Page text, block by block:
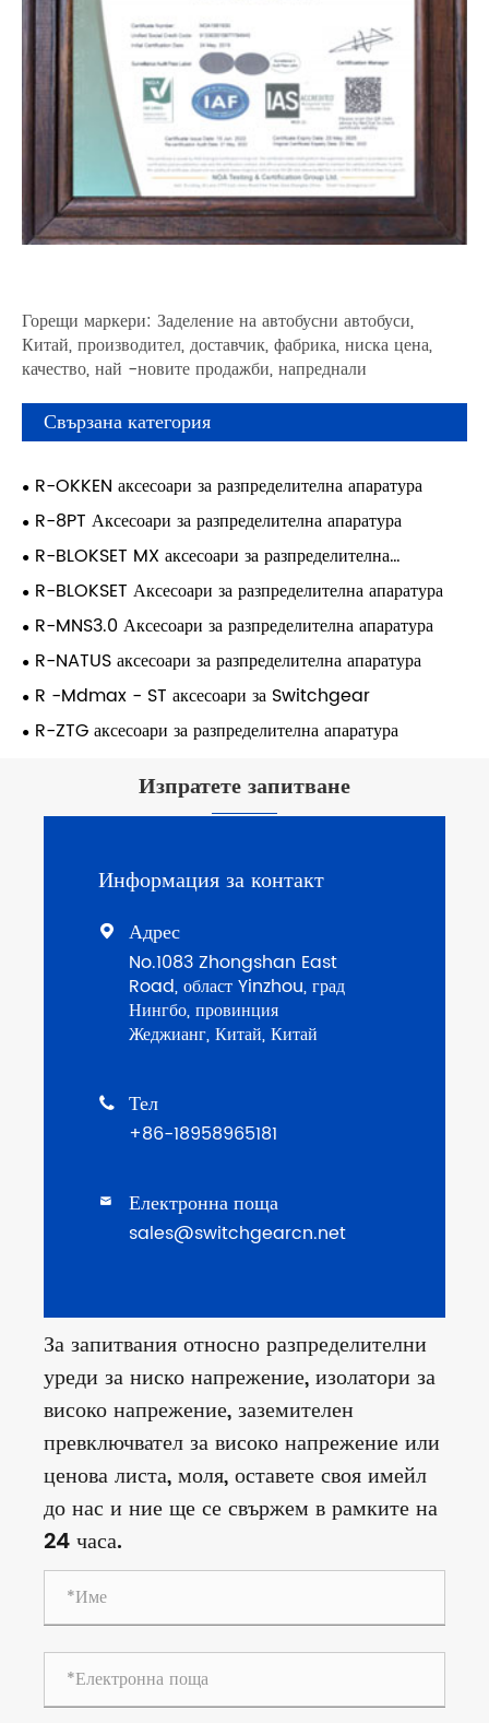
Горещи маркери: Заделение на автобусни автобуси,
Китай, производител, доставчик, фабрика, ниска цена,
качество, най -новите продажби, напреднали
Свързана категория
R-OKKEN аксесоари за разпределителна апаратура
R-8PT Аксесоари за разпределителна апаратура
R-BLOKSET MX аксесоари за разпределителна
апаратура
R-BLOKSET Аксесоари за разпределителна апаратура
R-MNS3.0 Аксесоари за разпределителна апаратура
R-NATUS аксесоари за разпределителна апаратура
R -Mdmax - ST аксесоари за Switchgear
R-ZTG аксесоари за разпределителна апаратура
Изпратете запитване
Информация за контакт
 Адрес
No.1083 Zhongshan East
Road, област Yinzhou, град
Нингбо, провинция
Жеджианг, Китай, Китай
 Тел
+86-18958965181
 Електронна поща
sales@switchgearcn.net
За запитвания относно разпределителни
уреди за ниско напрежение, изолатори за
високо напрежение, заземителен
превключвател за високо напрежение или
ценова листа, моля, оставете своя имейл
до нас и ние ще се свържем в рамките на
24 часа.